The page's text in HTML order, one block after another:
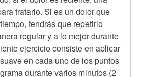
tratarlo. Si es un dolor que
tendrás que repetirlo
regular y a lo mejor durante
ejercicio consiste en aplicar
en cada uno de los puntos
durante varios minutos (2